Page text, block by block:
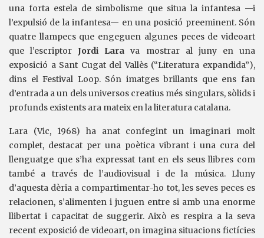
una forta estela de simbolisme que situa la infantesa —i
l’expulsió de la infantesa— en una posició preeminent. Són
quatre llampecs que engeguen algunes peces de videoart
que l’escriptorJordi Lara va mostrar al juny en una
exposició a Sant Cugat del Vallès (“Literatura expandida”),
dins el Festival Loop. Són imatges brillants que ens fan
d’entrada a un dels universos creatius més singulars, sòlids i
profunds existents ara mateix en la literatura catalana.
Lara (Vic, 1968) ha anat confegint un imaginari molt
complet, destacat per una poètica vibrant i una cura del
llenguatge que s’ha expressat tant en els seus llibres com
també a través de l’audiovisual i de la música. Lluny
d’aquesta dèria a compartimentar-ho tot, les seves peces es
relacionen, s’alimenten i juguen entre si amb una enorme
llibertat i capacitat de suggerir. Això es respira a la seva
recent exposició de videoart, on imagina situacions fictícies